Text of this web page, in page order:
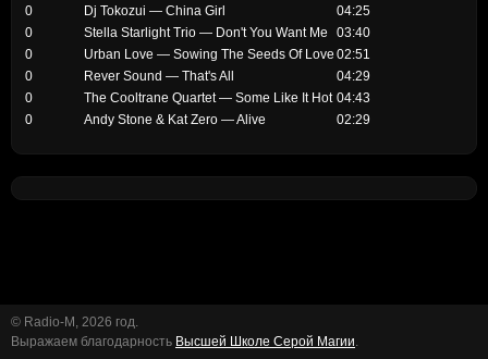
0
Dj Tokozui — China Girl
04:25
0
Stella Starlight Trio — Don't You Want Me
03:40
0
Urban Love — Sowing The Seeds Of Love 02:51
0
Rever Sound — That's All
04:29
0
The Cooltrane Quartet — Some Like It Hot 04:43
0
Andy Stone & Kat Zero — Alive 02:29
© Radio-M, 2026 год.
Выражаем благодарность Высшей Школе Серой Магии.